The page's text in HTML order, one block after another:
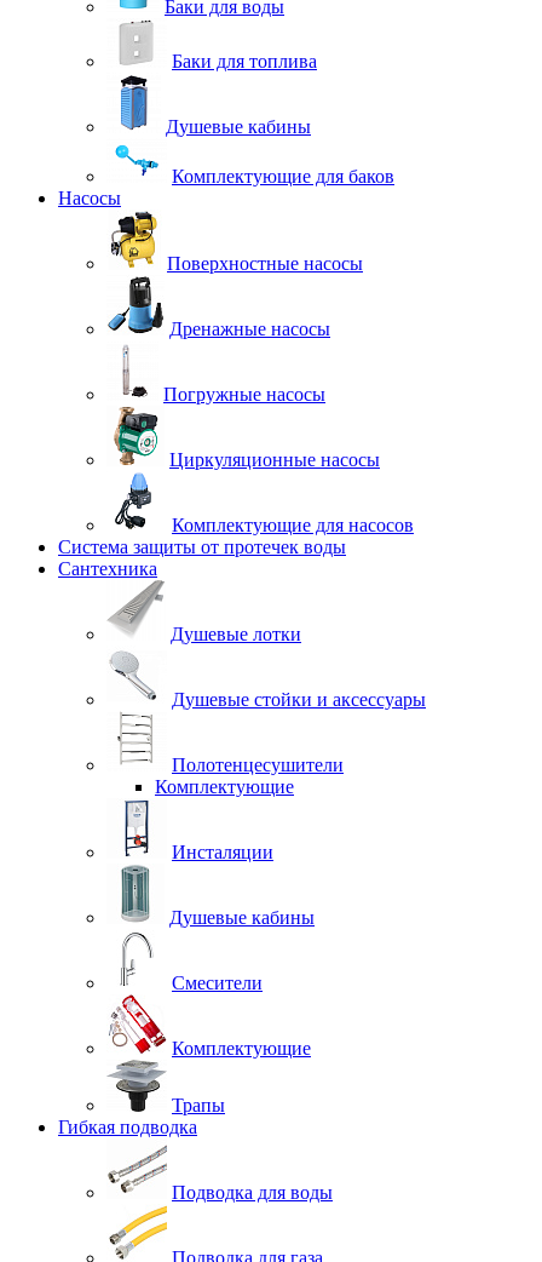
Баки для воды
Баки для топлива
Душевые кабины
Комплектующие для баков
Насосы
Поверхностные насосы
Дренажные насосы
Погружные насосы
Циркуляционные насосы
Комплектующие для насосов
Система защиты от протечек воды
Сантехника
Душевые лотки
Душевые стойки и аксессуары
Полотенцесушители
Комплектующие
Инсталяции
Душевые кабины
Смесители
Комплектующие
Трапы
Гибкая подводка
Подводка для воды
Подводка для газа